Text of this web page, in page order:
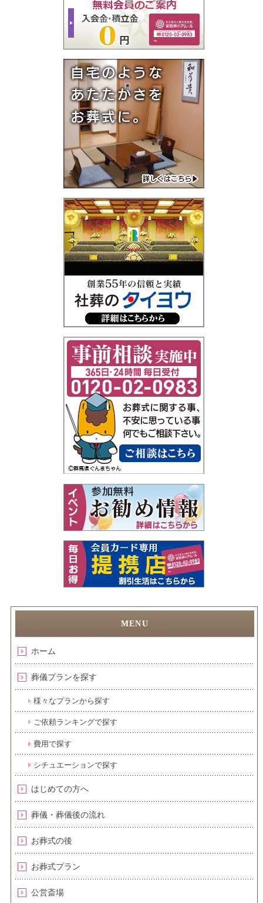
ホーム
葬儀プランを探す
様々なプランから探す
ご依頼ランキングで探す
費用で探す
シチュエーションで探す
はじめての方へ
葬儀・葬儀後の流れ
お葬式の後
お葬式プラン
公営斎場